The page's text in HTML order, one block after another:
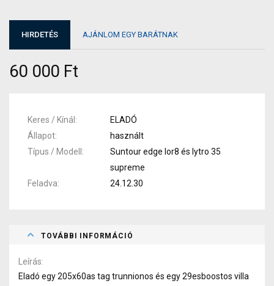
HIRDETÉS AJÁNLOM EGY BARÁTNAK
60 000 Ft
Keres / Kínál
ELADÓ
Állapot
használt
Típus / Modell
Suntour edge lor8 és lytro 35
supreme
Feladva
24.12.30
TOVÁBBI INFORMÁCIÓ
Leírás
Eladó egy 205x60as tag trunnionos és egy 29esboostos villa